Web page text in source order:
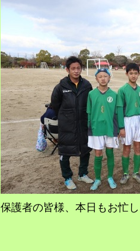
保護者の皆様、本日もお忙